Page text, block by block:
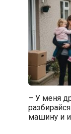
– У меня
машину и